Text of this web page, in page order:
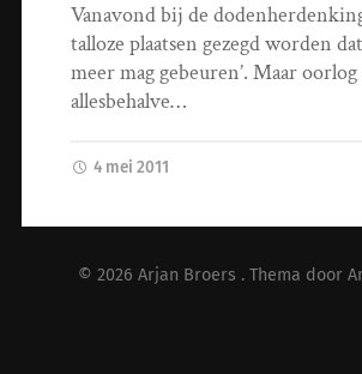
Vanavond bij de
talloze plaatsen gezegd worden
meer mag gebeuren’. Maar oorlog
allesbehalve…
4 mei 2011
© 2026 Arjan Broers . Thema door